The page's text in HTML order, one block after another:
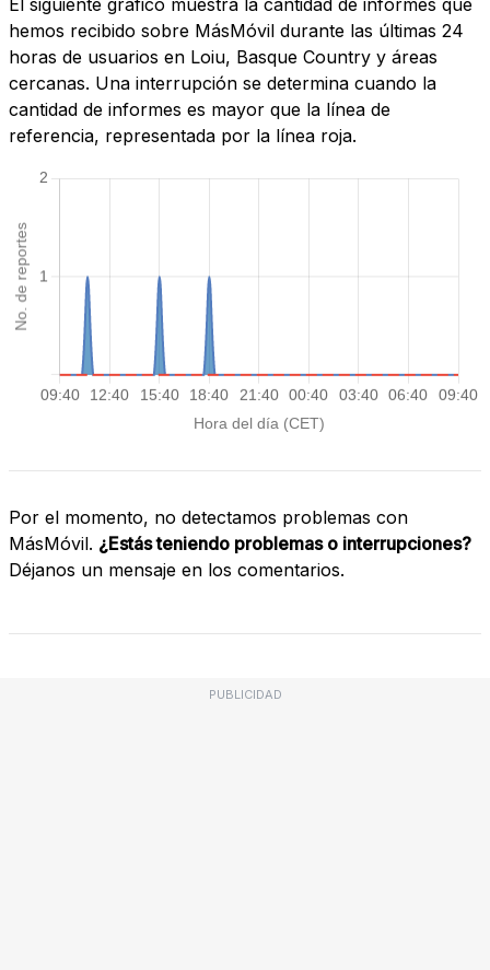
El siguiente gráfico muestra la cantidad de informes que
hemos recibido sobre MásMóvil durante las últimas 24
horas de usuarios en Loiu, Basque Country y áreas
cercanas. Una interrupción se determina cuando la
cantidad de informes es mayor que la línea de
referencia, representada por la línea roja.
Por el momento, no detectamos problemas con
MásMóvil. ¿Estás teniendo problemas o interrupciones?
Déjanos un mensaje en los comentarios.
PUBLICIDAD